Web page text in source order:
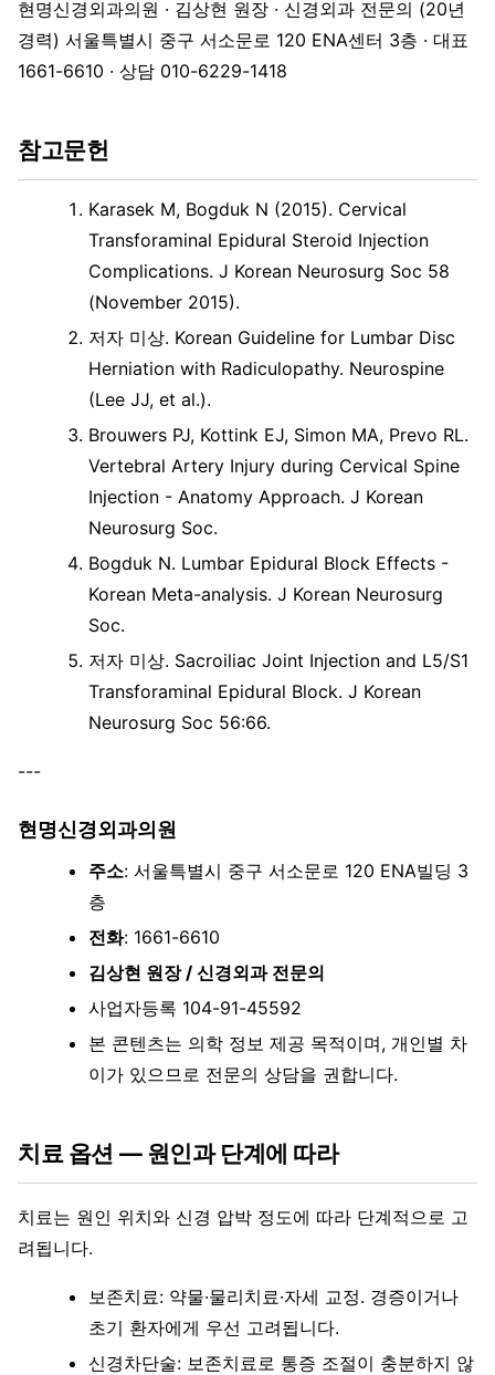
현명신경외과의원 · 김상현 원장 · 신경외과 전문의 (20년
경력) 서울특별시 중구 서소문로 120 ENA센터 3층 · 대표
1661-6610 · 상담 010-6229-1418
참고문헌
Karasek M, Bogduk N (2015). Cervical
Transforaminal Epidural Steroid Injection
Complications. J Korean Neurosurg Soc 58
(November 2015).
저자 미상. Korean Guideline for Lumbar Disc
Herniation with Radiculopathy. Neurospine
(Lee JJ, et al.).
Brouwers PJ, Kottink EJ, Simon MA, Prevo RL.
Vertebral Artery Injury during Cervical Spine
Injection - Anatomy Approach. J Korean
Neurosurg Soc.
Bogduk N. Lumbar Epidural Block Effects -
Korean Meta-analysis. J Korean Neurosurg
Soc.
저자 미상. Sacroiliac Joint Injection and L5/S1
Transforaminal Epidural Block. J Korean
Neurosurg Soc 56:66.
---
현명신경외과의원
주소: 서울특별시 중구 서소문로 120 ENA빌딩 3
층
전화: 1661-6610
김상현 원장 / 신경외과 전문의
사업자등록 104-91-45592
본 콘텐츠는 의학 정보 제공 목적이며, 개인별 차
이가 있으므로 전문의 상담을 권합니다.
치료 옵션 — 원인과 단계에 따라
치료는 원인 위치와 신경 압박 정도에 따라 단계적으로 고
려됩니다.
보존치료: 약물·물리치료·자세 교정. 경증이거나
초기 환자에게 우선 고려됩니다.
신경차단술: 보존치료로 통증 조절이 충분하지 않